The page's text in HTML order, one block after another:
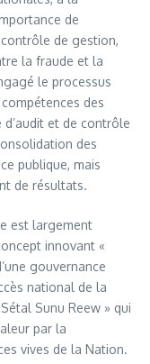
de
contrôle de gestion,
la fraude et la
le processus
des
et de contrôle
des
publique, mais
de résultats.
est largement
innovant «
gouvernance
national de la
Sunu Reew » qui
par la
vives de la Nation.